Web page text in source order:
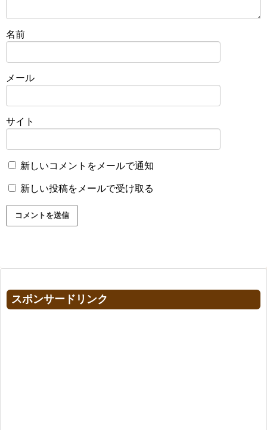
名前
メール
サイト
新しいコメントをメールで通知
新しい投稿をメールで受け取る
スポンサードリンク